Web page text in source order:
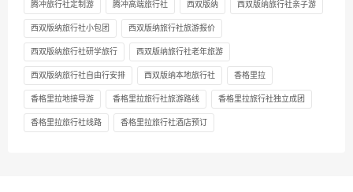
腾冲旅行社定制游 腾冲高端旅行社 西双版纳 西双版纳旅行社亲子游
西双版纳旅行社小包团 西双版纳旅行社旅游报价
西双版纳旅行社研学旅行 西双版纳旅行社老年旅游
西双版纳旅行社自由行安排 西双版纳本地旅行社 香格里拉
香格里拉地接导游 香格里拉旅行社旅游路线 香格里拉旅行社独立成团
香格里拉旅行社线路 香格里拉旅行社酒店预订